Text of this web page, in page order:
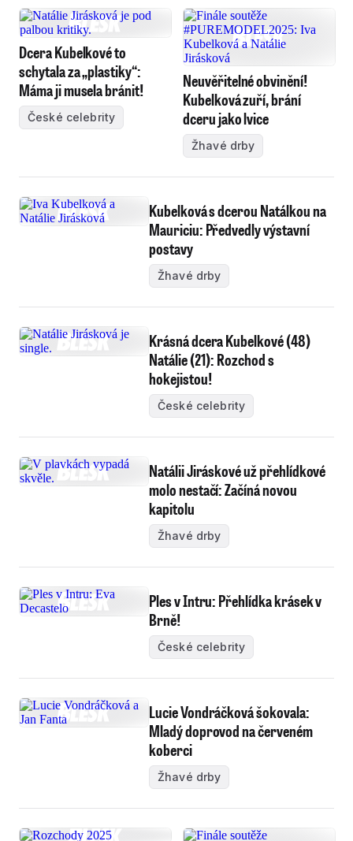
Dcera Kubelkové to
schytala za „plastiky“:
Máma ji musela bránit!
České celebrity
Neuvěřitelné obvinění!
Kubelková zuří, brání
dceru jako lvice
Žhavé drby
Kubelková s dcerou Natálkou na
Mauriciu: Předvedly výstavní
postavy
Žhavé drby
Krásná dcera Kubelkové (48)
Natálie (21): Rozchod s
hokejistou!
České celebrity
Natálii Jiráskové už přehlídkové
molo nestačí: Začíná novou
kapitolu
Žhavé drby
Ples v Intru: Přehlídka krásek v
Brně!
České celebrity
Lucie Vondráčková šokovala:
Mladý doprovod na červeném
koberci
Žhavé drby